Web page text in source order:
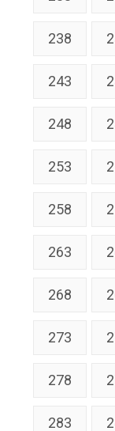
238
243
248
253
258
263
268
273
278
283